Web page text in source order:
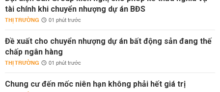
tài chính khi chuyển nhượng dự án BĐS
THỊ TRƯỜNG 01 phút trước
Đề xuất cho chuyển nhượng dự án bất động sản đang thế
chấp ngân hàng
THỊ TRƯỜNG 01 phút trước
Chung cư đến mốc niên hạn không phải hết giá trị